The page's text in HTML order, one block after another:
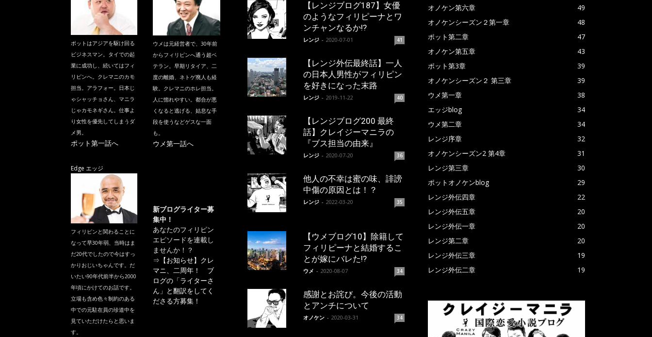
ポットはアジアを駆け回る
ビジネスマン。タイでの起
業に成功し、続いてはフィ
リピンへ。クレマニのカモ
担当。アラフォー。日本じ
ゃシャッチョさん、マニラ
じゃカモネギさん。仕事よ
り女性を優先してしまうダ
メ男。
ポット第一話へ
ウメは元経営者で、30年前
からフィリピンへ通う超ベ
テラン。早期リタイア、二
度の離婚、ネトゲ廃人も経
験。クレマニのホレ担当。
人に惚れやすい。都合が悪
くなると逃げる、姑息な手
段を使うなどゲスな一面
も。
ウメ第一話へ
Edge エッジ
フィリピンと関わることに
なって早30年弱、当時はま
だ20代でしたので今はすっ
かりおじいちゃんです。だ
いたい90年代前半から2000
年頃にかけてのお話です。
立場も含め色々制約のある
中での元駐在員の珍道中を
見ていただけたらと思いま
す。
新ブログライター募
集中！
あなたのフィリピン
エピソードを連載し
ませんか！？
⇒ 【お知らせ】クレ
マニ、二周年！ ブ
ログの「ライターさ
ん」と翻訳をしてく
ださる方募集！
【レンジブログ187】女優
のようなフィリピーナとワ
ンチャンなるか!?
レンジ - 2020-07-01 41
【レンジ外伝最終話】一人
の日本人男性がフィリピン
を好きになった末路
レンジ - 2019-11-22 40
【レンジブログ200 最終
話】クレイジーマニラの
『ブス担当の由来』
レンジ - 2020-07-20 36
他人の不幸は蜜の味、誹謗
中傷の原因とは！？
レンジ - 2022-03-20 35
【ウメブログ10】除籍して
フィリピーナと結婚するこ
とが嫁にバレた!?
ウメ - 2020-08-07 34
感謝とお詫び。今後の活動
とアンチについて
オノケン - 2020-03-31 34
オノケン第六章
49
オノケンシーズン２第一章
48
ポット第二章
47
オノケン第五章
43
ポット第3章
39
オノケンシーズン２ 第三章
39
ウメ第一章
38
エッジblog
34
ウメ第二章
34
レンジ序章
32
オノケンシーズン2 第4章
31
レンジ第三章
30
ポットオノケンblog
29
レンジ外伝四章
22
レンジ外伝五章
20
レンジ外伝一章
20
レンジ第二章
20
レンジ外伝三章
19
レンジ外伝二章
19